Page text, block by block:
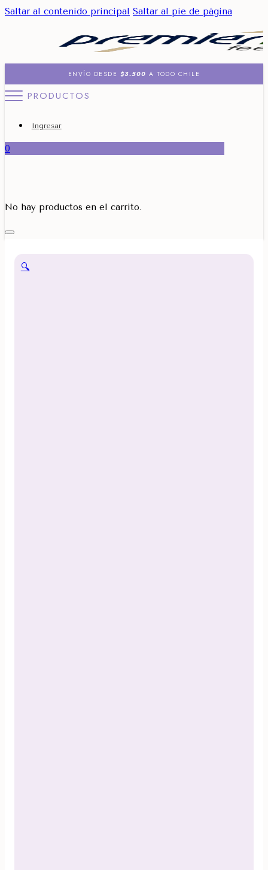
Saltar al contenido principal Saltar al pie de página
ENVÍO DESDE $3.500 A TODO CHILE
PRODUCTOS
Ingresar
0
No hay productos en el carrito.
🔍